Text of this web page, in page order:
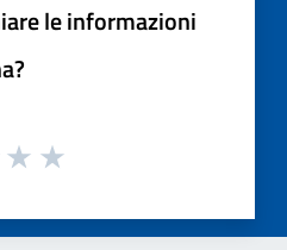
le informazioni